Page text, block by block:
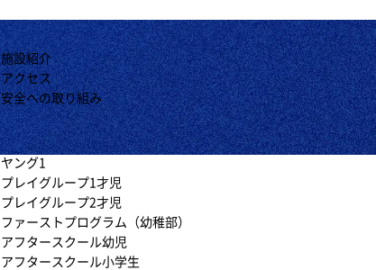
施設紹介
アクセス
安全への取り組み
ヤング1
プレイグループ1才児
プレイグループ2才児
ファーストプログラム（幼稚部）
アフタースクール幼児
アフタースクール小学生